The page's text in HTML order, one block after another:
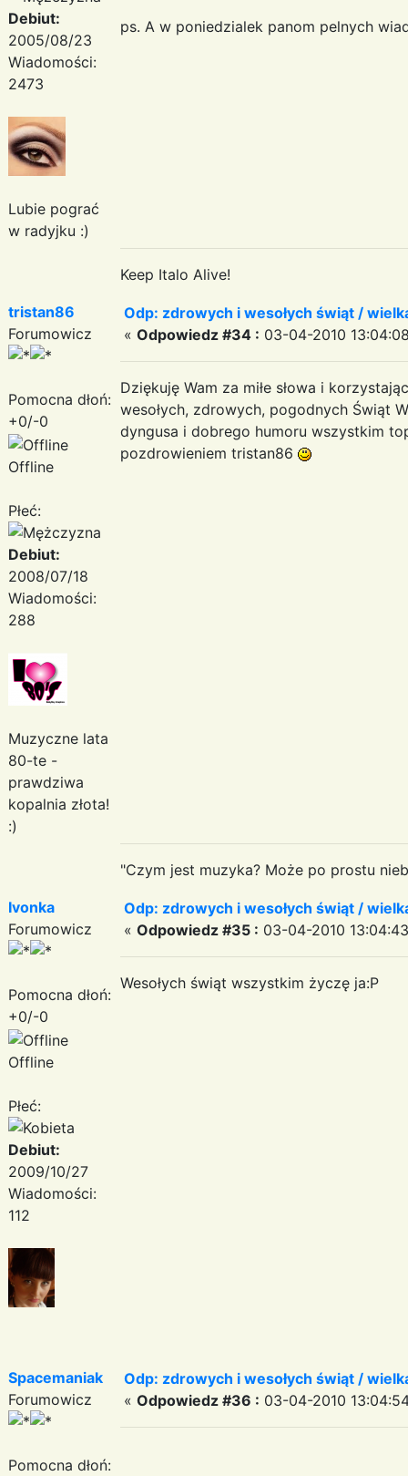
Debiut:
2005/08/23
Wiadomości:
2473
Lubie pograć
w radyjku :)
ps. A w poniedzialek panom pelnych
Keep Italo Alive!
tristan86
Forumowicz
Pomocna dłoń:
+0/-0
Offline
Płeć:
Debiut:
2008/07/18
Wiadomości:
288
Muzyczne lata
80-te -
prawdziwa
kopalnia złota!
:)
Odp: zdrowych i wesołych świąt /
« Odpowiedz #34 : 03-04-2010
Dziękuję Wam za miłe słowa i
wesołych, zdrowych, pogodnych Świąt
dyngusa i dobrego humoru wszystkim
pozdrowieniem tristan86
"Czym jest muzyka? Może po prostu
Ivonka
Forumowicz
Pomocna dłoń:
+0/-0
Offline
Płeć:
Debiut:
2009/10/27
Wiadomości:
112
Odp: zdrowych i wesołych świąt /
« Odpowiedz #35 : 03-04-2010
Wesołych świąt wszystkim życzę ja:P
Spacemaniak
Forumowicz
Pomocna dłoń:
Odp: zdrowych i wesołych świąt /
« Odpowiedz #36 : 03-04-2010